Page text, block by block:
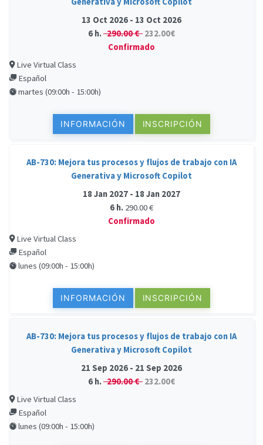
13 Oct 2026 - 13 Oct 2026
6 h.290.00 € 232.00€
Confirmado
Live Virtual Class
Español
martes (09:00h - 15:00h)
INFORMACIÓN INSCRIPCIÓN
AB-730: Mejora tus procesos y flujos de trabajo con IA
Generativa y Microsoft Copilot
18 Jan 2027 - 18 Jan 2027
6 h. 290.00 €
Confirmado
Live Virtual Class
Español
lunes (09:00h - 15:00h)
INFORMACIÓN INSCRIPCIÓN
AB-730: Mejora tus procesos y flujos de trabajo con IA
Generativa y Microsoft Copilot
21 Sep 2026 - 21 Sep 2026
6 h.290.00 € 232.00€
Live Virtual Class
Español
lunes (09:00h - 15:00h)